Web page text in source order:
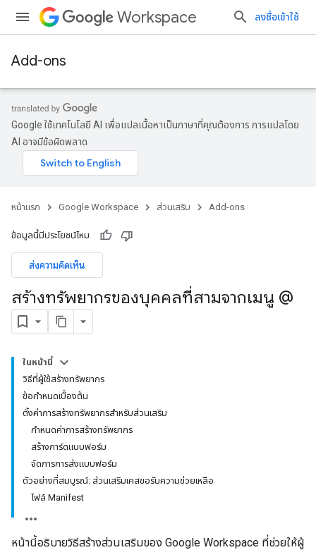
Workspace ลงชื่อเข้าใช้
Add-ons
Google ใช้เทคโนโลยี AI เพื่อแปลเนื้อหาเป็นภาษาที่คุณต้องการ การแปลโดย
AI อาจมีข้อผิดพลาด
หน้าแรก Google Workspace ส่วนเสริม Add-ons
ข้อมูลนี้มีประโยชน์ไหม
ส่งความคิดเห็น
สร้างทรัพยากรของบุคคลที่สามจากเมนู @
ในหน้านี้
วิธีที่ผู้ใช้สร้างทรัพยากร
ข้อกำหนดเบื้องต้น
ตั้งค่าการสร้างทรัพยากรสำหรับส่วนเสริม
กำหนดค่าการสร้างทรัพยากร
สร้างการ์ดแบบฟอร์ม
จัดการการส่งแบบฟอร์ม
ตัวอย่างที่สมบูรณ์: ส่วนเสริมเคสขอรับความช่วยเหลือ
ไฟล์ Manifest
หน้านี้อธิบายวิธีสร้างส่วนเสริมของ Google Workspace ที่ช่วยให้ผู้